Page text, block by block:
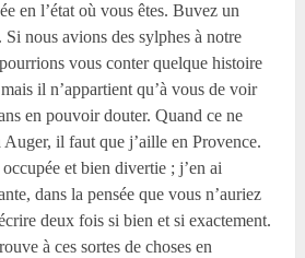
en l’état où vous êtes. Buvez un
Si nous avions des sylphes à notre
vous conter quelque histoire
il n’appartient qu’à vous de voir
en pouvoir douter. Quand ce ne
il faut que j’aille en Provence.
et bien divertie ; j’en ai
dans la pensée que vous n’auriez
deux fois si bien et si exactement.
à ces sortes de choses en